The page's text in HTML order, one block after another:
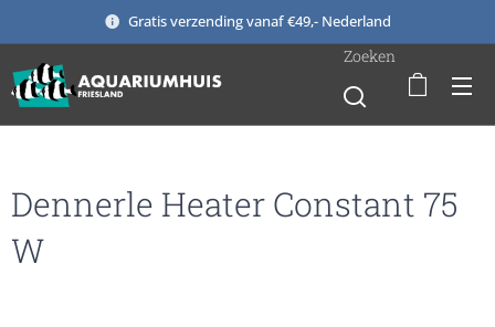
Gratis verzending vanaf €49,- Nederland
Zoeken
Dennerle Heater Constant 75
W